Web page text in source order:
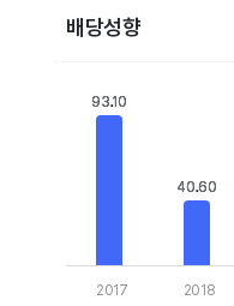
배당성향
Bar chart with 10 bars.
View as data
The chart has 1 X
93.10
93.10
40.60
40.60
2017 2018